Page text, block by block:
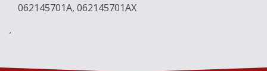
062145701A, 062145701AX
´